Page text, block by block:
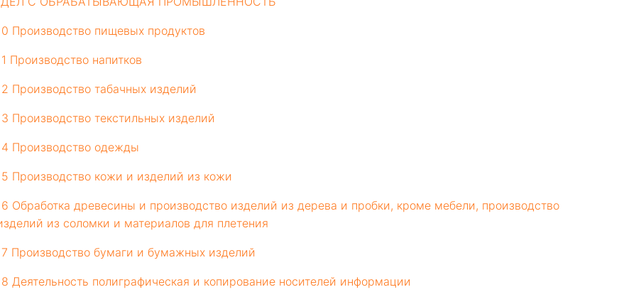
Производство пищевых продуктов
Производство напитков
Производство табачных изделий
Производство текстильных изделий
Производство одежды
Производство кожи и изделий из кожи
Обработка древесины и производство изделий из дерева и пробки, кроме мебели, производство
из соломки и материалов для плетения
Производство бумаги и бумажных изделий
Деятельность полиграфическая и копирование носителей информации